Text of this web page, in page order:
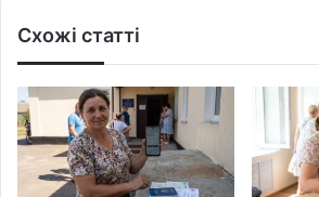
Схожі статті